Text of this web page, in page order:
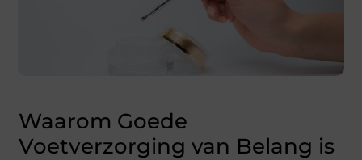
Waarom Goede
Voetverzorging van Belang is